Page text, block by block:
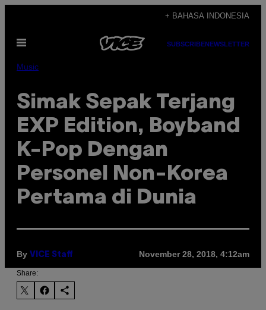
content
+ BAHASA INDONESIA
Open
SUBSCRIBENEWSLETTER
Music
Simak Sepak Terjang
EXP Edition, Boyband
K-Pop Dengan
Personel Non-Korea
Pertama di Dunia
By VICE Staff November 28, 2018, 4:12am
Share: